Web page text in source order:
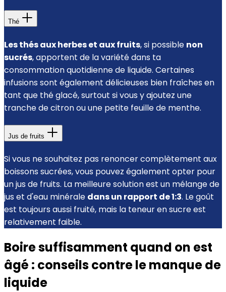
Thé
Les thés aux herbes et aux fruits, si possible non
sucrés, apportent de la variété dans ta
consommation quotidienne de liquide. Certaines
infusions sont également délicieuses bien fraîches en
tant que thé glacé, surtout si vous y ajoutez une
tranche de citron ou une petite feuille de menthe.
Jus de fruits
Si vous ne souhaitez pas renoncer complètement aux
boissons sucrées, vous pouvez également opter pour
un jus de fruits. La meilleure solution est un mélange de
jus et d'eau minérale dans un rapport de 1:3. Le goût
est toujours aussi fruité, mais la teneur en sucre est
relativement faible.
Boire suffisamment quand on est
âgé : conseils contre le manque de
liquide